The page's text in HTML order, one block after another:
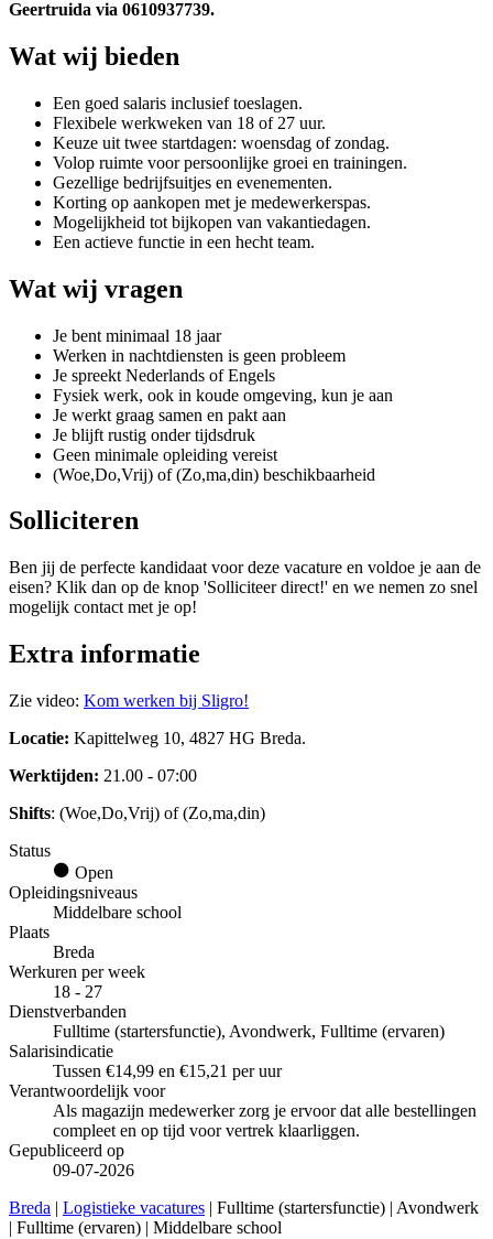
Geertruida via 0610937739.
Wat wij bieden
Een goed salaris inclusief toeslagen.
Flexibele werkweken van 18 of 27 uur.
Keuze uit twee startdagen: woensdag of zondag.
Volop ruimte voor persoonlijke groei en trainingen.
Gezellige bedrijfsuitjes en evenementen.
Korting op aankopen met je medewerkerspas.
Mogelijkheid tot bijkopen van vakantiedagen.
Een actieve functie in een hecht team.
Wat wij vragen
Je bent minimaal 18 jaar
Werken in nachtdiensten is geen probleem
Je spreekt Nederlands of Engels
Fysiek werk, ook in koude omgeving, kun je aan
Je werkt graag samen en pakt aan
Je blijft rustig onder tijdsdruk
Geen minimale opleiding vereist
(Woe,Do,Vrij) of (Zo,ma,din) beschikbaarheid
Solliciteren
Ben jij de perfecte kandidaat voor deze vacature en voldoe je aan de
eisen? Klik dan op de knop 'Solliciteer direct!' en we nemen zo snel
mogelijk contact met je op!
Extra informatie
Zie video: Kom werken bij Sligro!
Locatie: Kapittelweg 10, 4827 HG Breda.
Werktijden: 21.00 - 07:00
Shifts: (Woe,Do,Vrij) of (Zo,ma,din)
Status
Open
Opleidingsniveaus
Middelbare school
Plaats
Breda
Werkuren per week
18 - 27
Dienstverbanden
Fulltime (startersfunctie), Avondwerk, Fulltime (ervaren)
Salarisindicatie
Tussen €14,99 en €15,21 per uur
Verantwoordelijk voor
Als magazijn medewerker zorg je ervoor dat alle bestellingen
compleet en op tijd voor vertrek klaarliggen.
Gepubliceerd op
09-07-2026
Breda | Logistieke vacatures | Fulltime (startersfunctie) | Avondwerk
| Fulltime (ervaren) | Middelbare school